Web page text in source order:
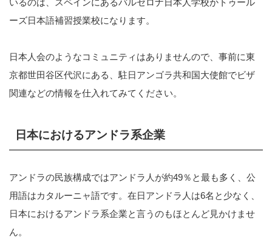
ーズ日本語補習授業校になります。
日本人会のようなコミュニティはありませんので、事前に東
京都世田谷区代沢にある、駐日アンゴラ共和国大使館でビザ
関連などの情報を仕入れてみてください。
日本におけるアンドラ系企業
アンドラの民族構成ではアンドラ人が約49％と最も多く、公
用語はカタルーニャ語です。在日アンドラ人は6名と少なく、
日本におけるアンドラ系企業と言うのもほとんど見かけませ
ん。